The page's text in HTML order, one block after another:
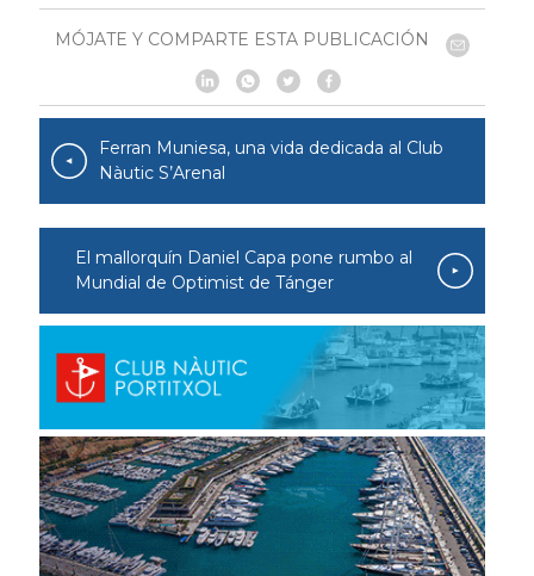
MÓJATE Y COMPARTE ESTA PUBLICACIÓN
Ferran Muniesa, una vida dedicada al Club
Nàutic S’Arenal
El mallorquín Daniel Capa pone rumbo al
Mundial de Optimist de Tánger